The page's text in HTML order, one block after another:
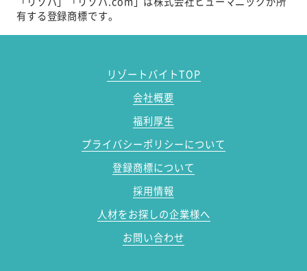
有する登録商標です。
リゾートバイトTOP
会社概要
福利厚生
プライバシーポリシーについて
登録商標について
採用情報
人材をお探しの企業様へ
お問い合わせ